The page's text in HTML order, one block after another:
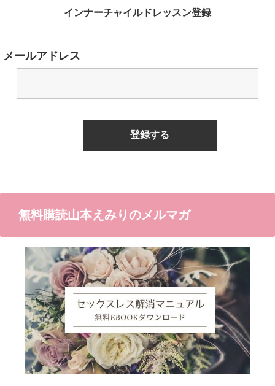
インナーチャイルドレッスン登録
メールアドレス
無料購読山本えみりのメルマガ